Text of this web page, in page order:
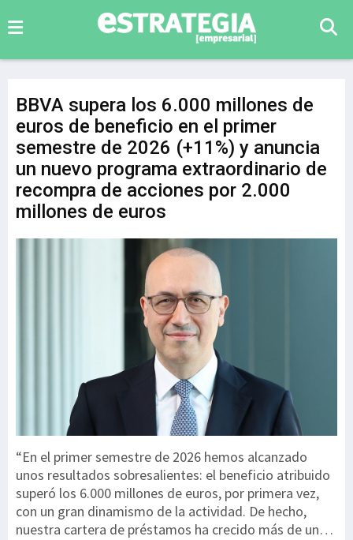
BBVA supera los 6.000 millones de
euros de beneficio en el primer
semestre de 2026 (+11%) y anuncia
un nuevo programa extraordinario de
recompra de acciones por 2.000
millones de euros
“En el primer semestre de 2026 hemos alcanzado
unos resultados sobresalientes: el beneficio atribuido
superó los 6.000 millones de euros, por primera vez,
con un gran dinamismo de la actividad. De hecho,
nuestra cartera de préstamos ha crecido más de un